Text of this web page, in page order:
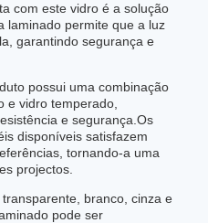
com este vidro é a solução
laminado permite que a luz
garantindo segurança e
possui uma combinação
e vidro temperado,
e segurança.Os
disponíveis satisfazem
tornando-a uma
projectos.
branco, cinza e
pode ser